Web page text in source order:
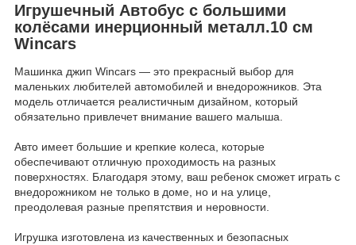
Игрушечный Автобус с большими
колёсами инерционный металл.10 см
Wincars
Машинка джип Wincars — это прекрасный выбор для
маленьких любителей автомобилей и внедорожников. Эта
модель отличается реалистичным дизайном, который
обязательно привлечет внимание вашего малыша.
Авто имеет большие и крепкие колеса, которые
обеспечивают отличную проходимость на разных
поверхностях. Благодаря этому, ваш ребенок сможет играть с
внедорожником не только в доме, но и на улице,
преодолевая разные препятствия и неровности.
Игрушка изготовлена из качественных и безопасных